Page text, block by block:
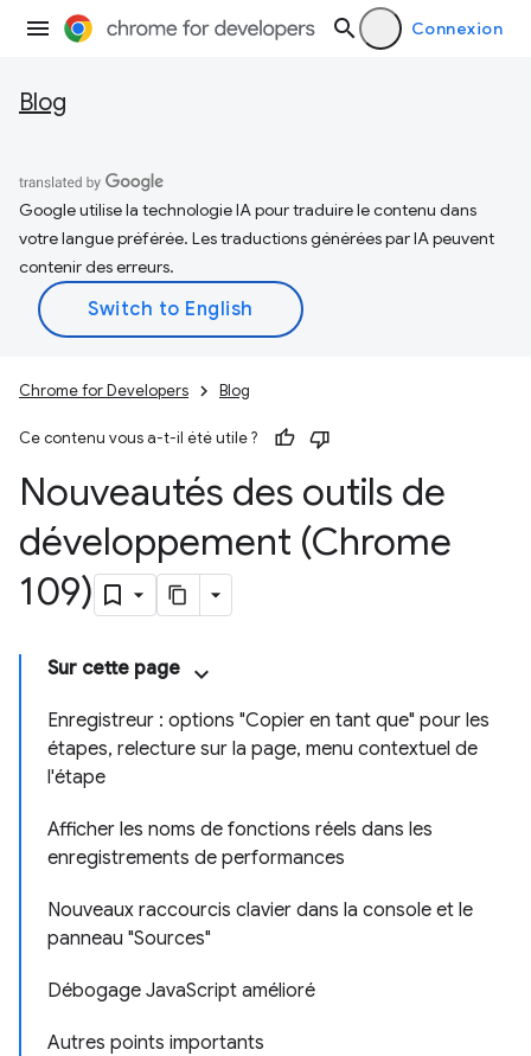
Connexion
Blog
Google utilise la technologie IA pour traduire le contenu dans
votre langue préférée. Les traductions générées par IA peuvent
contenir des erreurs.
Chrome for Developers Blog
Ce contenu vous a-t-il été utile ?
Nouveautés des outils de
développement (Chrome
109)
Sur cette page
Enregistreur : options "Copier en tant que" pour les
étapes, relecture sur la page, menu contextuel de
l'étape
Afficher les noms de fonctions réels dans les
enregistrements de performances
Nouveaux raccourcis clavier dans la console et le
panneau "Sources"
Débogage JavaScript amélioré
Autres points importants